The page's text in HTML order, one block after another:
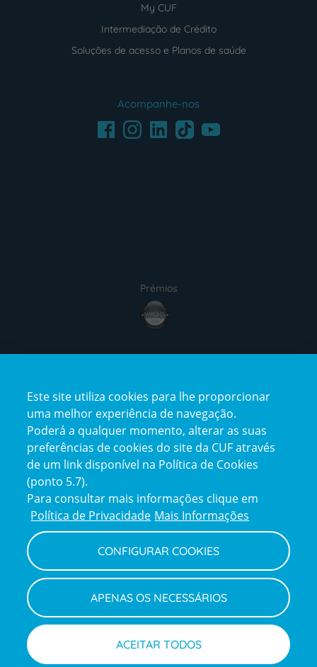
My CUF
Intermediação de Crédito
Soluções de acesso e Planos de saúde
Acompanhe-nos
FacebookInstagramLinkedInTikTokYoutube
Prémios
Reclamações
e
elogios
Policy
Política de Privacidade e Cookies
Declaração de Acessibilidade
Canal de Denúncias
Informações legais
Este site utiliza cookies para lhe proporcionar
uma melhor experiência de navegação.
Poderá a qualquer momento, alterar as suas
preferências de cookies do site da CUF através
de um link disponível na Política de Cookies
(ponto 5.7).
Para consultar mais informações clique em
Política de Privacidade Mais Informações
CONFIGURAR COOKIES
APENAS OS NECESSÁRIOS
ACEITAR TODOS